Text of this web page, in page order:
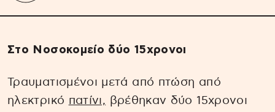
Στο Nοσοκομείο δύο 15χρονοι
Τραυματισμένοι μετά από πτώση από
ηλεκτρικό πατίνι, βρέθηκαν δύο 15χρονοι